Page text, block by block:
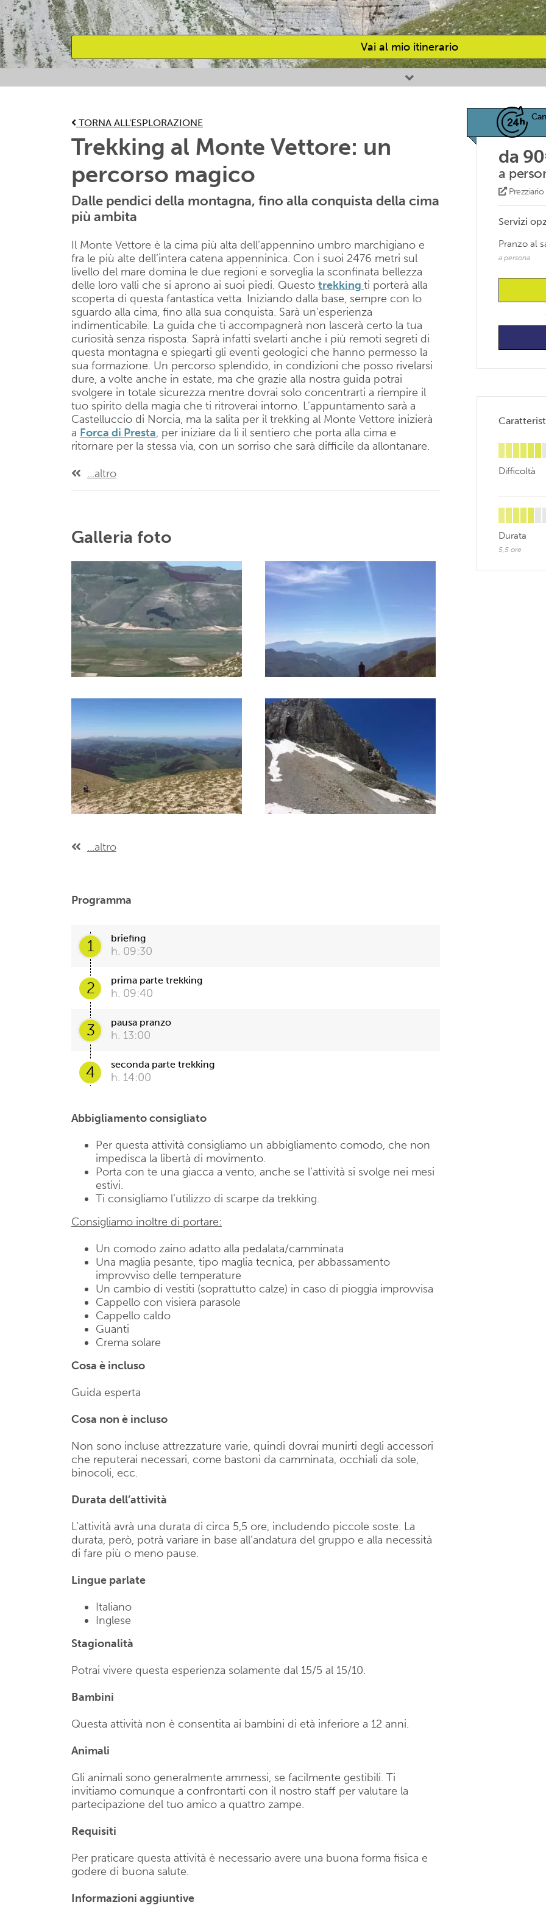
Vai al mio itinerario
Attività preferite
TORNA ALL'ESPLORAZIONE
Trekking al Monte Vettore: un
percorso magico
Dalle pendici della montagna, fino alla conquista della cima
più ambita
Il Monte Vettore è la cima più alta dell’appennino umbro marchigiano e
fra le più alte dell’intera catena appenninica. Con i suoi 2476 metri sul
livello del mare domina le due regioni e sorveglia la sconfinata bellezza
delle loro valli che si aprono ai suoi piedi. Questo trekking ti porterà alla
scoperta di questa fantastica vetta. Iniziando dalla base, sempre con lo
sguardo alla cima, fino alla sua conquista. Sarà un’esperienza
indimenticabile. La guida che ti accompagnerà non lascerà certo la tua
curiosità senza risposta. Saprà infatti svelarti anche i più remoti segreti di
questa montagna e spiegarti gli eventi geologici che hanno permesso la
sua formazione. Un percorso splendido, in condizioni che posso rivelarsi
dure, a volte anche in estate, ma che grazie alla nostra guida potrai
svolgere in totale sicurezza mentre dovrai solo concentrarti a riempire il
tuo spirito della magia che ti ritroverai intorno. L’appuntamento sarà a
Castelluccio di Norcia, ma la salita per il trekking al Monte Vettore inizierà
a Forca di Presta, per iniziare da li il sentiero che porta alla cima e
ritornare per la stessa via, con un sorriso che sarà difficile da allontanare.
...altro
Galleria foto
...altro
Programma
1 briefing
h. 09:30
2 prima parte trekking
h. 09:40
3 pausa pranzo
h. 13:00
4 seconda parte trekking
h. 14:00
Abbigliamento consigliato
Per questa attività consigliamo un abbigliamento comodo, che non
impedisca la libertà di movimento.
Porta con te una giacca a vento, anche se l’attività si svolge nei mesi
estivi.
Ti consigliamo l’utilizzo di scarpe da trekking.
Consigliamo inoltre di portare:
Un comodo zaino adatto alla pedalata/camminata
Una maglia pesante, tipo maglia tecnica, per abbassamento
improvviso delle temperature
Un cambio di vestiti (soprattutto calze) in caso di pioggia improvvisa
Cappello con visiera parasole
Cappello caldo
Guanti
Crema solare
Cosa è incluso
Guida esperta
Cosa non è incluso
Non sono incluse attrezzature varie, quindi dovrai munirti degli accessori
che reputerai necessari, come bastoni da camminata, occhiali da sole,
binocoli, ecc.
Durata dell’attività
L’attività avrà una durata di circa 5,5 ore, includendo piccole soste. La
durata, però, potrà variare in base all’andatura del gruppo e alla necessità
di fare più o meno pause.
Lingue parlate
Italiano
Inglese
Stagionalità
Potrai vivere questa esperienza solamente dal 15/5 al 15/10.
Bambini
Questa attività non è consentita ai bambini di età inferiore a 12 anni.
Animali
Gli animali sono generalmente ammessi, se facilmente gestibili. Ti
invitiamo comunque a confrontarti con il nostro staff per valutare la
partecipazione del tuo amico a quattro zampe.
Requisiti
Per praticare questa attività è necessario avere una buona forma fisica e
godere di buona salute.
Informazioni aggiuntive
da
a
Servizi
Pranzo al
a persona
Difficoltà
Durata
5,5 ore